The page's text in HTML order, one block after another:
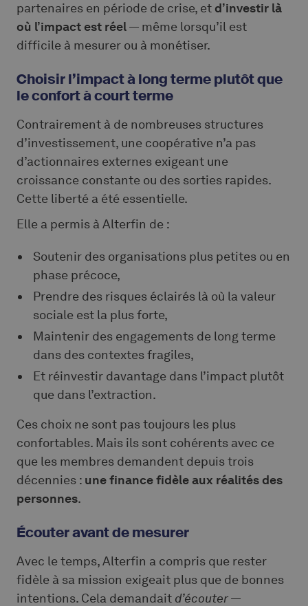
partenaires en période de crise, et d’investir là
où l’impact est réel— même lorsqu’il est
difficile à mesurer ou à monétiser.
Choisir l’impact à long terme plutôt que
le confort à court terme
Contrairement à de nombreuses structures
d’investissement, une coopérative n’a pas
d’actionnaires externes exigeant une
croissance constante ou des sorties rapides.
Cette liberté a été essentielle.
Elle a permis à Alterfin de :
Soutenir des organisations plus petites ou en
phase précoce,
Prendre des risques éclairés là où la valeur
sociale est la plus forte,
Maintenir des engagements de long terme
dans des contextes fragiles,
Et réinvestir davantage dans l’impact plutôt
que dans l’extraction.
Ces choix ne sont pas toujours les plus
confortables. Mais ils sont cohérents avec ce
que les membres demandent depuis trois
décennies : une finance fidèle aux réalités des
personnes.
Écouter avant de mesurer
Avec le temps, Alterfin a compris que rester
fidèle à sa mission exigeait plus que de bonnes
intentions. Cela demandait d’écouter—